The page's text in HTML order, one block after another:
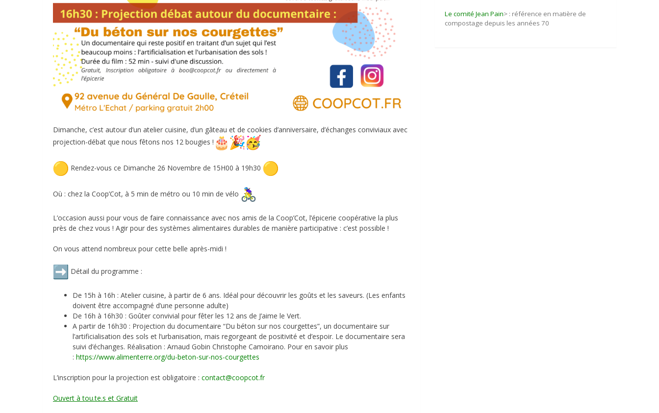
Dimanche, c’est autour d’un atelier cuisine, d’un gâteau et de cookies d’anniversaire, d’échanges conviviaux avec
projection-débat que nous fêtons nos 12 bougies !
Rendez-vous ce Dimanche 26 Novembre de 15H00 à 19h30
Où : chez la Coop’Cot, à 5 min de métro ou 10 min de vélo
L’occasion aussi pour vous de faire connaissance avec nos amis de la Coop’Cot, l’épicerie coopérative la plus
près de chez vous ! Agir pour des systèmes alimentaires durables de manière participative : c’est possible !
On vous attend nombreux pour cette belle après-midi !
Détail du programme :
De 15h à 16h : Atelier cuisine, à partir de 6 ans. Idéal pour découvrir les goûts et les saveurs. (Les enfants
doivent être accompagné d’une personne adulte)
De 16h à 16h30 : Goûter convivial pour fêter les 12 ans de J’aime le Vert.
A partir de 16h30 : Projection du documentaire “Du béton sur nos courgettes”, un documentaire sur
l’artificialisation des sols et l’urbanisation, mais regorgeant de positivité et d’espoir. Le documentaire sera
suivi d’échanges. Réalisation : Arnaud Gobin Christophe Camoirano. Pour en savoir plus
: https://www.alimenterre.org/du-beton-sur-nos-courgettes
L’inscription pour la projection est obligatoire : contact@coopcot.fr
Ouvert à tou.te.s et Gratuit
Le comité Jean Pain>: référence en matière de
compostage depuis les années 70